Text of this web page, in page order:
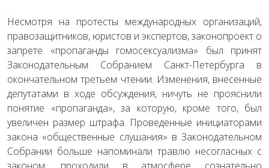
Несмотря на протесты международных организаций,
правозащитников, юристов и экспертов, законопроект о
запрете «пропаганды гомосексуализма» был принят
Законодательным Собранием Санкт-Петербурга в
окончательном третьем чтении. Изменения, внесенные
депутатами в ходе обсуждения, ничуть не прояснили
понятие «пропаганда», за которую, кроме того, был
увеличен размер штрафа. Проведенные инициаторами
закона «общественные слушания» в Законодательном
Собрании больше напоминали травлю несогласных с